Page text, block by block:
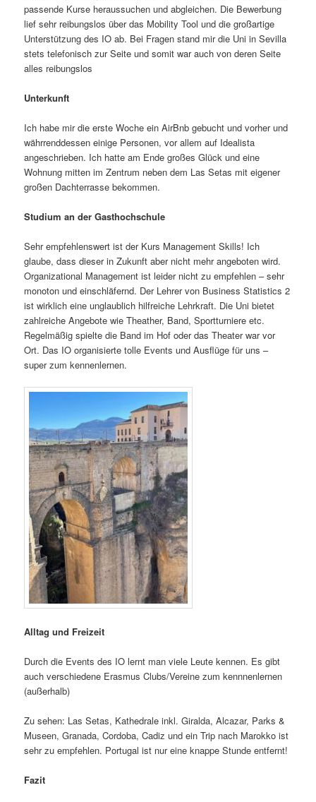
passende Kurse heraussuchen und abgleichen. Die Bewerbung
lief sehr reibungslos über das Mobility Tool und die großartige
Unterstützung des IO ab. Bei Fragen stand mir die Uni in Sevilla
stets telefonisch zur Seite und somit war auch von deren Seite
alles reibungslos
Unterkunft
Ich habe mir die erste Woche ein AirBnb gebucht und vorher und
währrenddessen einige Personen, vor allem auf Idealista
angeschrieben. Ich hatte am Ende großes Glück und eine
Wohnung mitten im Zentrum neben dem Las Setas mit eigener
großen Dachterrasse bekommen.
Studium an der Gasthochschule
Sehr empfehlenswert ist der Kurs Management Skills! Ich
glaube, dass dieser in Zukunft aber nicht mehr angeboten wird.
Organizational Management ist leider nicht zu empfehlen – sehr
monoton und einschläfernd. Der Lehrer von Business Statistics 2
ist wirklich eine unglaublich hilfreiche Lehrkraft. Die Uni bietet
zahlreiche Angebote wie Theather, Band, Sportturniere etc.
Regelmäßig spielte die Band im Hof oder das Theater war vor
Ort. Das IO organisierte tolle Events und Ausflüge für uns –
super zum kennenlernen.
Alltag und Freizeit
Durch die Events des IO lernt man viele Leute kennen. Es gibt
auch verschiedene Erasmus Clubs/Vereine zum kennnenlernen
(außerhalb)
Zu sehen: Las Setas, Kathedrale inkl. Giralda, Alcazar, Parks &
Museen, Granada, Cordoba, Cadiz und ein Trip nach Marokko ist
sehr zu empfehlen. Portugal ist nur eine knappe Stunde entfernt!
Fazit